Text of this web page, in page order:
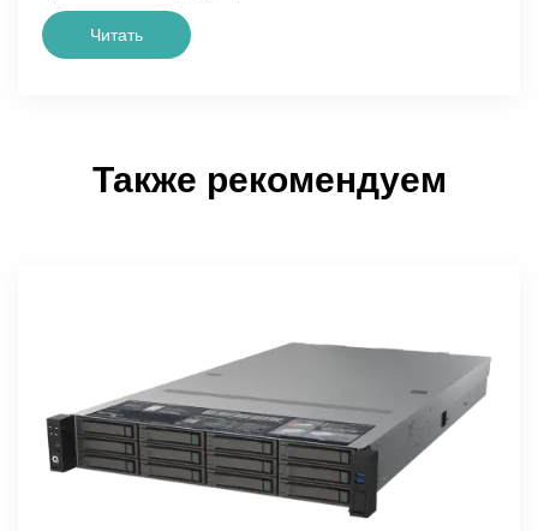
Читать
Также рекомендуем